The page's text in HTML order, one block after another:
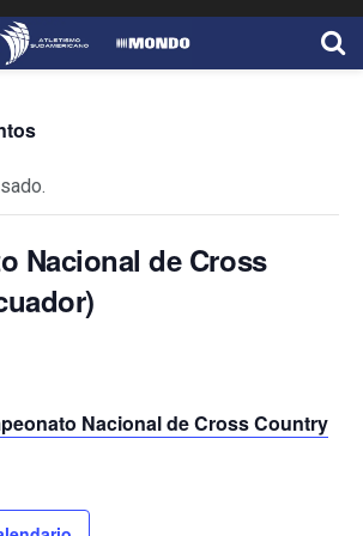
Nacional de Cross
Nacional de Cross Country